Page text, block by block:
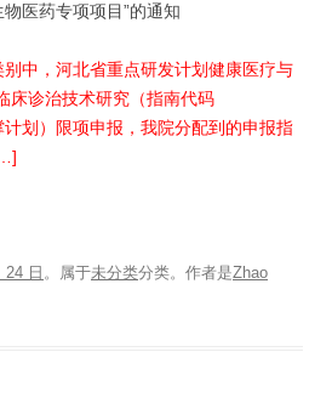
医药专项项目”的通知
中，河北省重点研发计划健康医疗与
床诊治技术研究（指南代码
划）限项申报，我院分配到的申报指
日 。属于未分类分类。 作者是Zhao